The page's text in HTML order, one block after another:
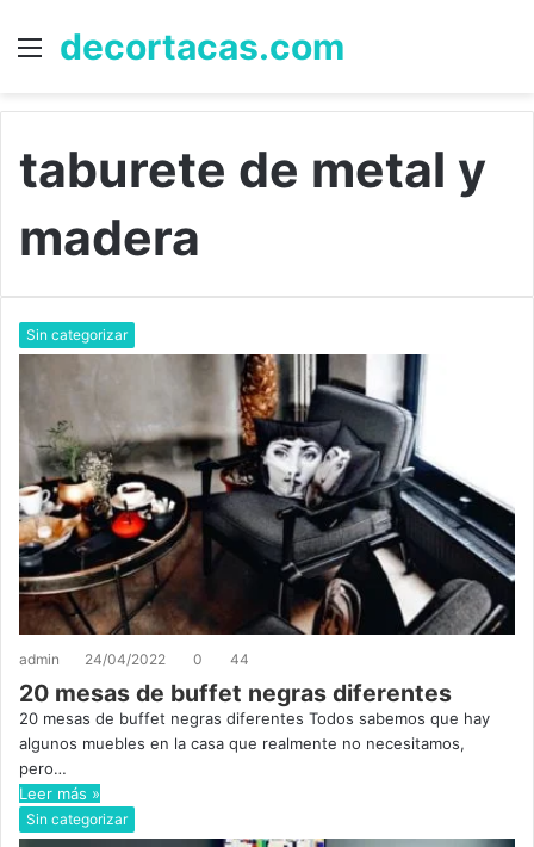
Menú
decortacas.com
taburete de metal y
madera
Sin categorizar
admin 24/04/2022 0 44
20 mesas de buffet negras diferentes
20 mesas de buffet negras diferentes Todos sabemos que hay
algunos muebles en la casa que realmente no necesitamos,
pero…
Leer más »
Sin categorizar